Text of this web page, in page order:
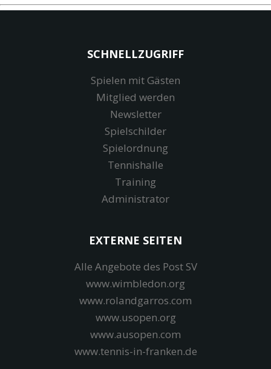
SCHNELLZUGRIFF
Spielen mit Gästen
Mitglied werden
Newsletter
Spielschilder
Spielordnung
Tennishalle
Training
Administrator
EXTERNE SEITEN
Alle Angebote des Post SV
www.wimbledon.org
www.rolandgarros.com
www.usopen.org
www.ausopen.com
www.tennis-in-franken.de